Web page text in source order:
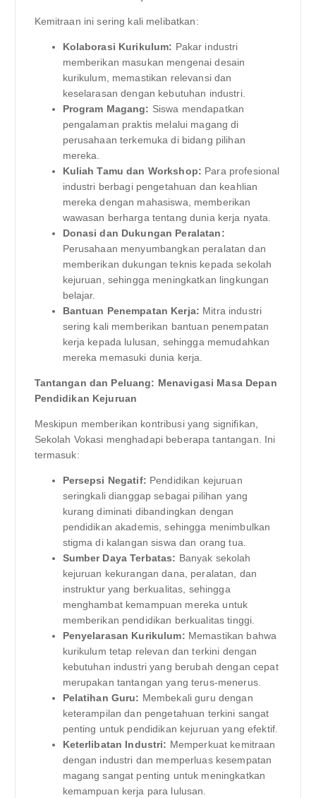
Kemitraan ini sering kali melibatkan:
Kolaborasi Kurikulum: Pakar industri
memberikan masukan mengenai desain
kurikulum, memastikan relevansi dan
keselarasan dengan kebutuhan industri.
Program Magang: Siswa mendapatkan
pengalaman praktis melalui magang di
perusahaan terkemuka di bidang pilihan
mereka.
Kuliah Tamu dan Workshop: Para profesional
industri berbagi pengetahuan dan keahlian
mereka dengan mahasiswa, memberikan
wawasan berharga tentang dunia kerja nyata.
Donasi dan Dukungan Peralatan:
Perusahaan menyumbangkan peralatan dan
memberikan dukungan teknis kepada sekolah
kejuruan, sehingga meningkatkan lingkungan
belajar.
Bantuan Penempatan Kerja: Mitra industri
sering kali memberikan bantuan penempatan
kerja kepada lulusan, sehingga memudahkan
mereka memasuki dunia kerja.
Tantangan dan Peluang: Menavigasi Masa Depan
Pendidikan Kejuruan
Meskipun memberikan kontribusi yang signifikan,
Sekolah Vokasi menghadapi beberapa tantangan. Ini
termasuk:
Persepsi Negatif: Pendidikan kejuruan
seringkali dianggap sebagai pilihan yang
kurang diminati dibandingkan dengan
pendidikan akademis, sehingga menimbulkan
stigma di kalangan siswa dan orang tua.
Sumber Daya Terbatas: Banyak sekolah
kejuruan kekurangan dana, peralatan, dan
instruktur yang berkualitas, sehingga
menghambat kemampuan mereka untuk
memberikan pendidikan berkualitas tinggi.
Penyelarasan Kurikulum: Memastikan bahwa
kurikulum tetap relevan dan terkini dengan
kebutuhan industri yang berubah dengan cepat
merupakan tantangan yang terus-menerus.
Pelatihan Guru: Membekali guru dengan
keterampilan dan pengetahuan terkini sangat
penting untuk pendidikan kejuruan yang efektif.
Keterlibatan Industri: Memperkuat kemitraan
dengan industri dan memperluas kesempatan
magang sangat penting untuk meningkatkan
kemampuan kerja para lulusan.